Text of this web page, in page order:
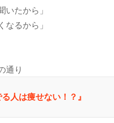
いたから」
なるから」
通り
人は痩せない！？』